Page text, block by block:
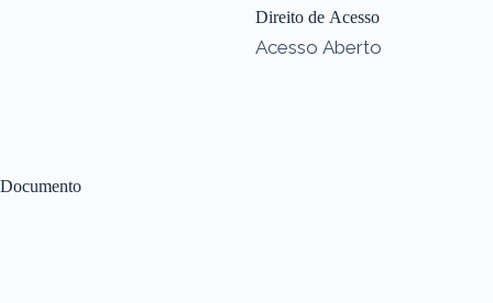
Documento
Direito de Acesso
Acesso Aberto